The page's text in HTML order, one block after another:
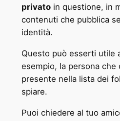
privatoin questione, in
contenuti che pubblica
identità.
Questo può esserti utile
esempio, la persona che
presente nella lista dei
spiare.
Puoi chiedere al tuo